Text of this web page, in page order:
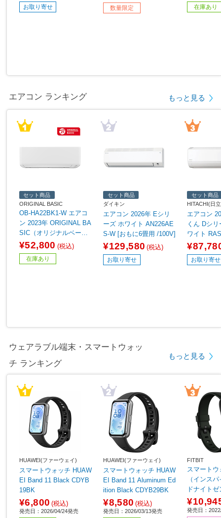
お取り寄せ
5年］【基本設置料金セ
ット】
数量限定 在庫あり
エアコン ランキング もっと見る
セット商品
ORIGINAL BASIC
OB-HA22BK1-W エアコ
ン 2023年 ORIGINAL BA
SIC（オリジナルベーシ
ック） ホワイト [おもに
6畳用 /100V]
¥52,800 (税込)
在庫あり
セット商品
ダイキン
エアコン 2026年 Eシリ
ーズ ホワイト AN226AE
S-W [おもに6畳用 /100V]
¥129,580 (税込)
お取り寄せ
セット商品
HITACHI(日
エアコン
くん Dシ
ワイト
[おもに6畳
お取り寄せ
ウェアラブル端末・スマートウォッ
チ ランキング
もっと見る
HUAWEI(ファーウェイ)
スマートウォッチ HUAW
EI Band 11 Black CDYB
19BK
¥6,800 (税込)
発売日：2026/04/24発売
HUAWEI(ファーウェイ)
スマートウォッチ HUAW
EI Band 11 Aluminum Ed
ition Black CDYB29BK
¥8,580 (税込)
発売日：2026/03/13発売
FITBIT
スマート
（インスパ
ドナイト
K-FRCJK
発売日：